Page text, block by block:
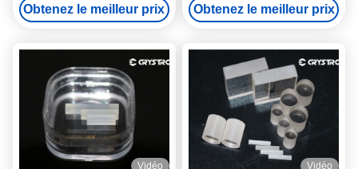
Obtenez le meilleur prix Obtenez le meilleur prix
Vidéo Vidéo